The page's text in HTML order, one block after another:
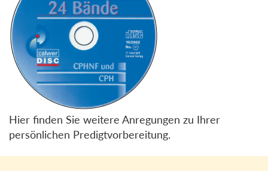
Hier finden Sie weitere Anregungen zu Ihrer
persönlichen Predigtvorbereitung.